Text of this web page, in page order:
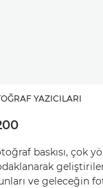
YAZICILARI
baskısı, çok
ve geleceğin